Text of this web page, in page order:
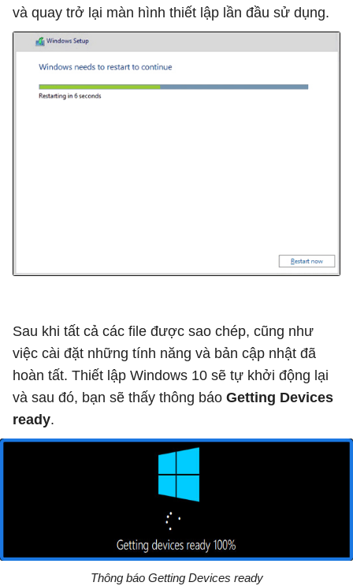
và quay trở lại màn hình thiết lập lần đầu sử dụng.
Sau khi tất cả các file được sao chép, cũng như
việc cài đặt những tính năng và bản cập nhật đã
hoàn tất. Thiết lập Windows 10 sẽ tự khởi động lại
và sau đó, bạn sẽ thấy thông báo Getting Devices
ready.
Thông báo Getting Devices ready